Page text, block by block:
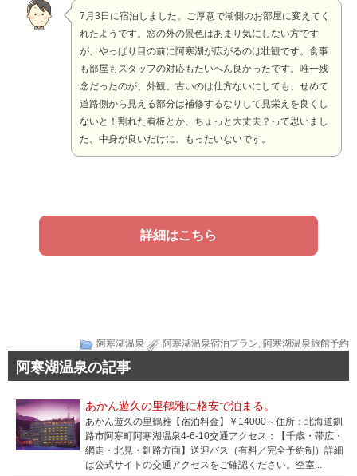
7月3日に宿泊しました。ご厚意で湖側のお部屋に変えてく
れたようです。窓の外の景色はあまり気にしない方です
が、やっぱり目の前に阿寒湖が広がるのは壮観です。食事
も部屋もスタッフの対応もたいへん良かったです。唯一残
念だったのが、外観。古いのは仕方ないにしても、せめて
道路側から見える部分は補修するなりして見栄えを良くし
ないと！割れた看板とか、ちょっと大丈夫？って思いまし
た。中身が良いだけに、もったいないです。
詳細はこちら
阿寒湖温泉 阿寒湖温泉宿泊プラン 阿寒湖温泉旅館予約
阿寒湖温泉の記事
あかん遊久の里鶴雅に格安で泊まる。
あかん遊久の里鶴雅【宿泊料金】￥14000～住所：北海道釧
路市阿寒町阿寒湖温泉4-6-10交通アクセス：【千歳・帯広・
網走・北見・釧路方面】送迎バス（有料／完全予約制）詳細
は公式サイトの交通アクセスをご確認ください。空室...